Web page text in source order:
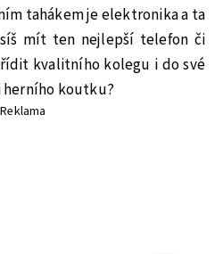
tahákem je elektronika a ta
mít ten nejlepší telefon či
kvalitního kolegu i do své
herního koutku?
Reklama